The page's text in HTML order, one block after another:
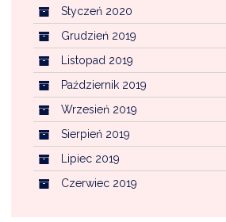
Styczeń 2020
Grudzień 2019
Listopad 2019
Październik 2019
Wrzesień 2019
Sierpień 2019
Lipiec 2019
Czerwiec 2019